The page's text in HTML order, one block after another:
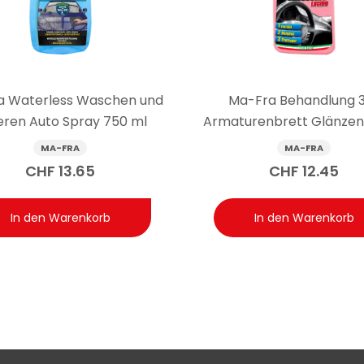
einem sauberen Tuch nacharbeiten.
werden, oder kann das Mittel auch zur schnellen
trocknen und das Pflegemittel anschliessend in kleinen
Waterless Waschen und
Auto Spray 750 ml
MA-FRA
CHF 13.65
In den Warenkorb
Ma-Fra Behandlung
Armaturenbrett
500 ml
MA-FRA
CHF 12.45
In den Warenkorb